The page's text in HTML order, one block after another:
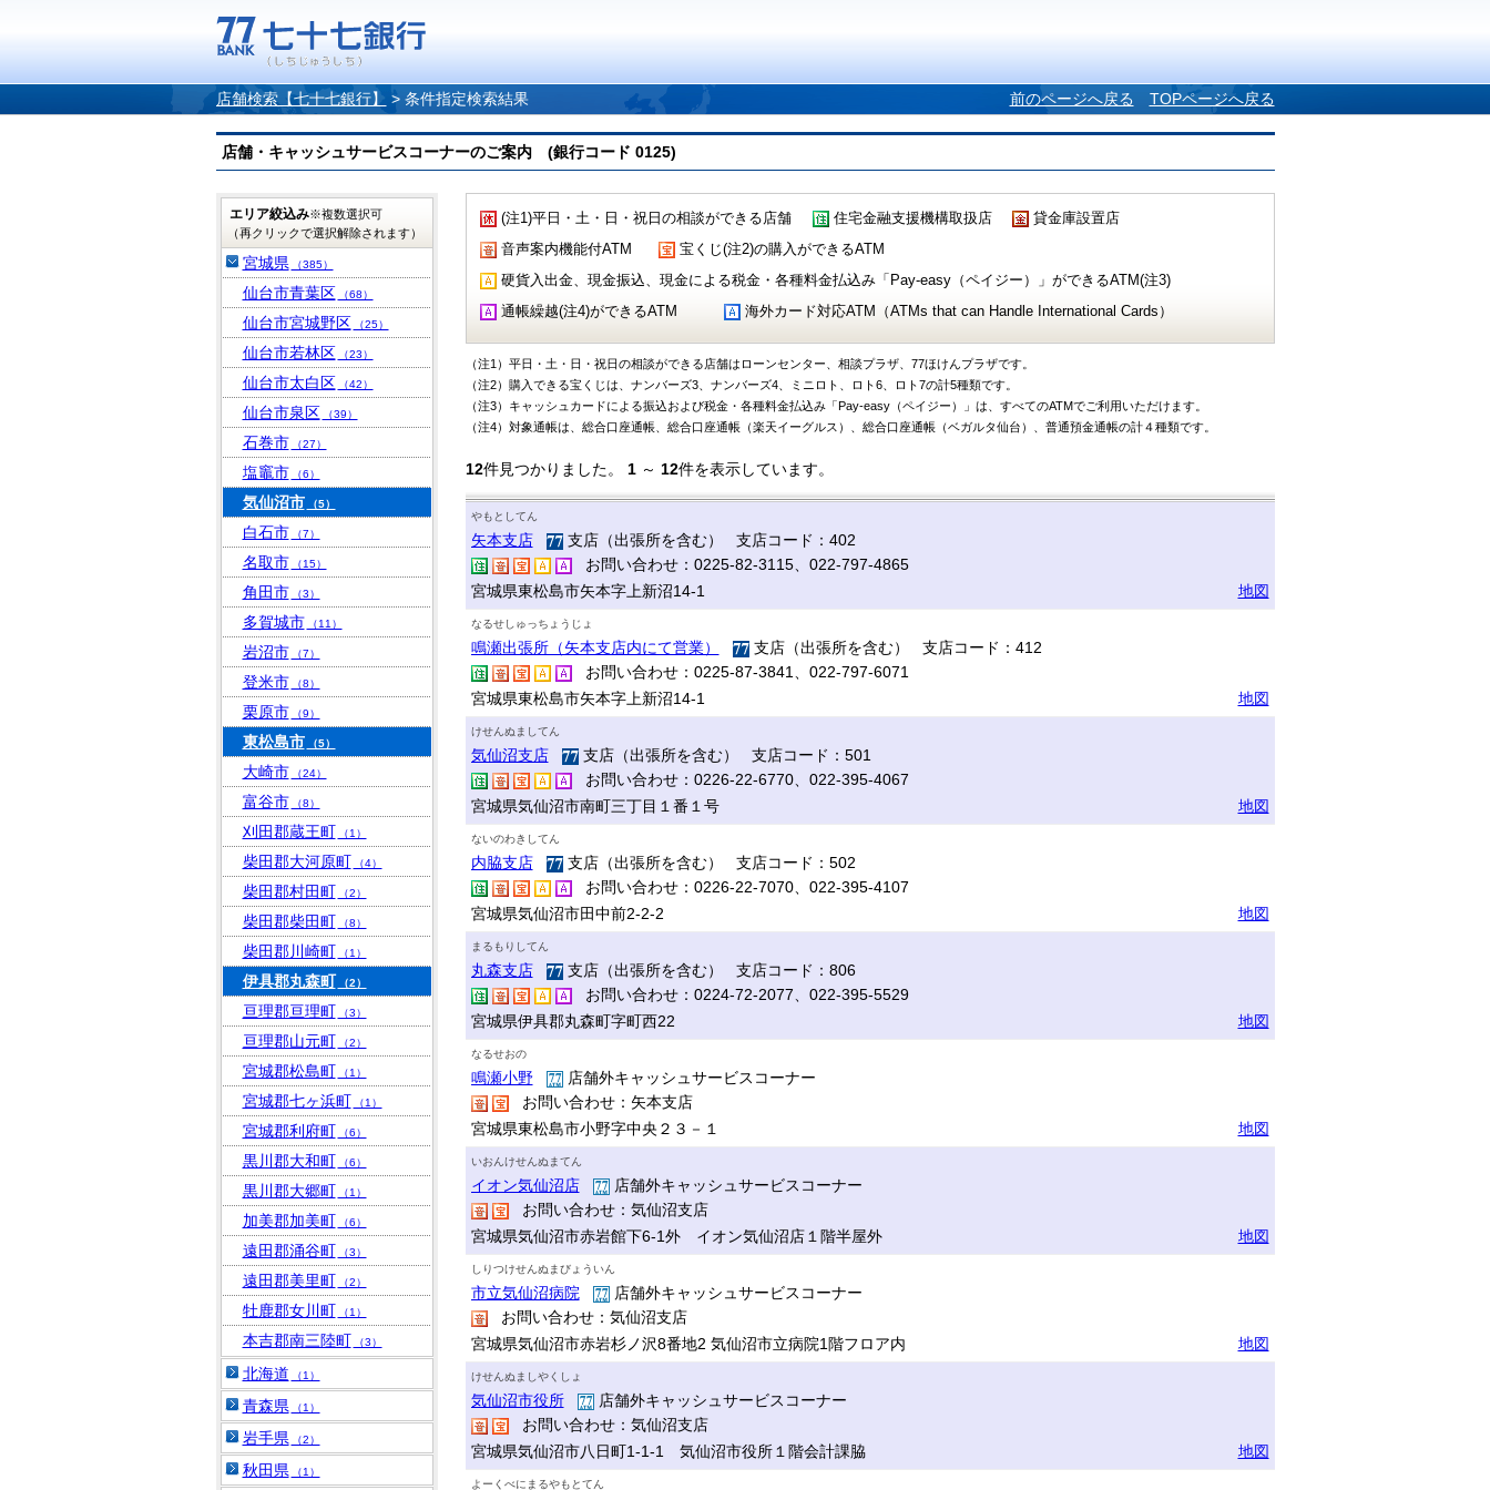
店舗検索【七十七銀行】 > 条件指定検索結果 前のページへ戻る TOPページへ戻る
店舗・キャッシュサービスコーナーのご案内 (銀行コード 0125)
(注1)平日・土・日・祝日の相談ができる店舗 住宅金融支援機構取扱店
貸金庫設置店
音声案内機能付ATM
宝くじ(注2)の購入ができるATM
硬貨入出金、現金振込、現金による税金・各種料金払込み「Pay-easy（ペイジー）」ができるATM(注3)
通帳繰越(注4)ができるATM
海外カード対応ATM（ATMs that can Handle International Cards）
（注1）平日・土・日・祝日の相談ができる店舗はローンセンター、相談プラザ、77ほけんプラザです。
（注2）購入できる宝くじは、ナンバーズ3、ナンバーズ4、ミニロト、ロト6、ロト7の計5種類です。
（注3）キャッシュカードによる振込および税金・各種料金払込み「Pay-easy（ペイジー）」は、すべてのATMでご利用いただけます。
（注4）対象通帳は、総合口座通帳、総合口座通帳（楽天イーグルス）、総合口座通帳（ベガルタ仙台）、普通預金通帳の計４種類です。
12件見つかりました。 1～ 12件を表示しています。
やもとしてん
矢本支店
支店（出張所を含む） 支店コード：402
お問い合わせ：0225-82-3115、022-797-4865
宮城県東松島市矢本字上新沼14-1
地図
なるせしゅっちょうじょ
鳴瀬出張所（矢本支店内にて営業）
支店（出張所を含む） 支店コード：412
お問い合わせ：0225-87-3841、022-797-6071
宮城県東松島市矢本字上新沼14-1
地図
けせんぬましてん
気仙沼支店
支店（出張所を含む） 支店コード：501
お問い合わせ：0226-22-6770、022-395-4067
宮城県気仙沼市南町三丁目１番１号
地図
ないのわきしてん
内脇支店
支店（出張所を含む） 支店コード：502
お問い合わせ：0226-22-7070、022-395-4107
宮城県気仙沼市田中前2-2-2
地図
まるもりしてん
丸森支店
支店（出張所を含む） 支店コード：806
お問い合わせ：0224-72-2077、022-395-5529
宮城県伊具郡丸森町字町西22
地図
なるせおの
鳴瀬小野
店舗外キャッシュサービスコーナー
お問い合わせ：矢本支店
宮城県東松島市小野字中央２３－１
地図
いおんけせんぬまてん
イオン気仙沼店
店舗外キャッシュサービスコーナー
お問い合わせ：気仙沼支店
宮城県気仙沼市赤岩館下6-1外 イオン気仙沼店１階半屋外
地図
しりつけせんぬまびょういん
市立気仙沼病院
店舗外キャッシュサービスコーナー
お問い合わせ：気仙沼支店
宮城県気仙沼市赤岩杉ノ沢8番地2 気仙沼市立病院1階フロア内
地図
けせんぬましやくしょ
気仙沼市役所
店舗外キャッシュサービスコーナー
お問い合わせ：気仙沼支店
宮城県気仙沼市八日町1-1-1 気仙沼市役所１階会計課脇
地図
よーくべにまるやもとてん
エリア絞込み※複数選択可
（再クリックで選択解除されます）
宮城県 （385）
仙台市青葉区 （68）
仙台市宮城野区 （25）
仙台市若林区 （23）
仙台市太白区 （42）
仙台市泉区 （39）
石巻市 （27）
塩竈市 （6）
気仙沼市 （5）
白石市 （7）
名取市 （15）
角田市 （3）
多賀城市 （11）
岩沼市 （7）
登米市 （8）
栗原市 （9）
東松島市 （5）
大崎市 （24）
富谷市 （8）
刈田郡蔵王町 （1）
柴田郡大河原町 （4）
柴田郡村田町 （2）
柴田郡柴田町 （8）
柴田郡川崎町 （1）
伊具郡丸森町 （2）
亘理郡亘理町 （3）
亘理郡山元町 （2）
宮城郡松島町 （1）
宮城郡七ヶ浜町 （1）
宮城郡利府町 （6）
黒川郡大和町 （6）
黒川郡大郷町 （1）
加美郡加美町 （6）
遠田郡涌谷町 （3）
遠田郡美里町 （2）
牡鹿郡女川町 （1）
本吉郡南三陸町 （3）
北海道 （1）
青森県 （1）
岩手県 （2）
秋田県 （1）